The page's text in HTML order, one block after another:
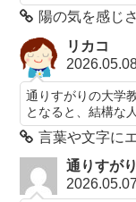
陽の気を感じ
リカコ
通りすがりの大学
となると、結構な人
言葉や文字に
通りすが
2026.05.07